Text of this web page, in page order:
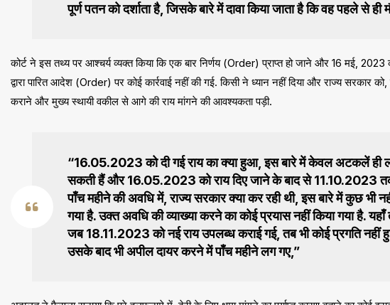
पूर्ण पतन को दर्शाता है, जिसके बारे में दावा किया जाता है कि वह पहले से ही
कोर्ट ने इस तथ्य पर आश्चर्य व्यक्त किया कि एक बार निर्णय (Order) प्राप्त हो जाने और 16 मई, 2023
द्वारा पारित आदेश (Order) पर कोई कार्रवाई नहीं की गई. किसी ने ध्यान नहीं दिया और राज्य सरकार
कराने और मुख्य स्थायी वकील से आगे की राय मांगने की आवश्यकता पड़ी.
“16.05.2023 को दी गई राय का क्या हुआ, इस बारे में केवल अटकलें ही
सकती हैं और 16.05.2023 को राय दिए जाने के बाद से 11.10.2023
पाँच महीने की अवधि में, राज्य सरकार क्या कर रही थी, इस बारे में कुछ भी
गया है. उक्त अवधि की व्याख्या करने का कोई प्रयास नहीं किया गया है.
जब 18.11.2023 को नई राय उपलब्ध कराई गई, तब भी कोई प्रगति नहीं
उसके बाद भी अपील दायर करने में पाँच महीने लग गए,”